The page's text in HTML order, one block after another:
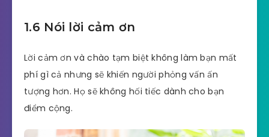
1.6 Nói lời cảm ơn
Lời cảm ơn và chào tạm biệt không làm bạn mất
phí gì cả nhưng sẽ khiến người phỏng vấn ấn
tượng hơn. Họ sẽ không hối tiếc dành cho bạn
điểm cộng.